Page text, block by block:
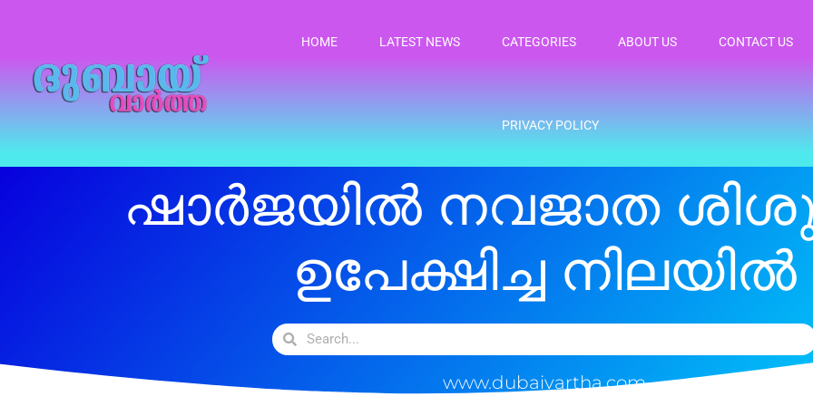
HOME LATEST NEWS CATEGORIES ABOUT US CONTACT US
PRIVACY POLICY
ഷാർജയിൽ നവജാത
ഉപേക്ഷിച്ച നിലയിൽ
www.dubaivartha.com